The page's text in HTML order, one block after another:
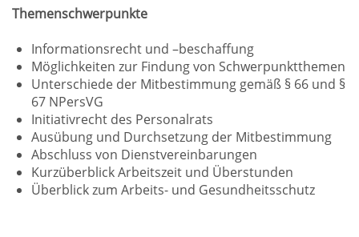
Themenschwerpunkte
Informationsrecht und –beschaffung
Möglichkeiten zur Findung von Schwerpunktthemen
Unterschiede der Mitbestimmung gemäß § 66 und §
67 NPersVG
Initiativrecht des Personalrats
Ausübung und Durchsetzung der Mitbestimmung
Abschluss von Dienstvereinbarungen
Kurzüberblick Arbeitszeit und Überstunden
Überblick zum Arbeits- und Gesundheitsschutz